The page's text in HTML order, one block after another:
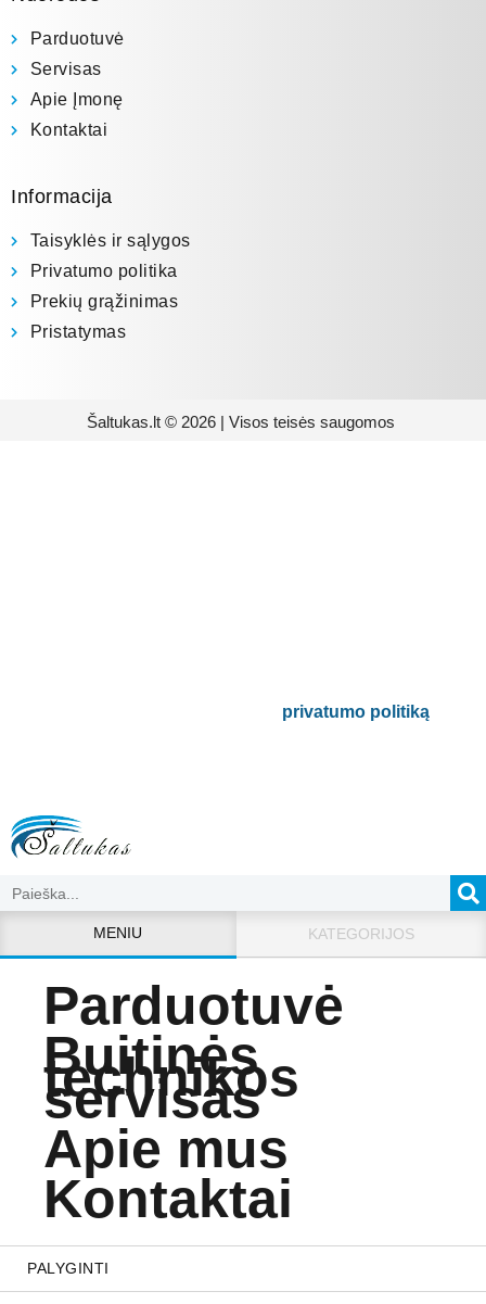
Parduotuvė
Servisas
Apie Įmonę
Kontaktai
Informacija
Taisyklės ir sąlygos
Privatumo politika
Prekių grąžinimas
Pristatymas
Šaltukas.lt © 2026 | Visos teisės saugomos
privatumo politiką.
MENIU KATEGORIJOS
Parduotuvė
Buitinės
technikos
servisas
Apie mus
Kontaktai
PALYGINTI